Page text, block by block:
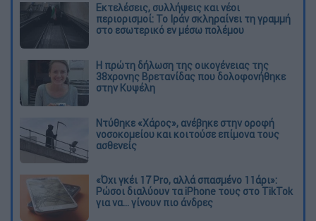
Εκτελέσεις, συλλήψεις και νέοι
περιορισμοί: Το Ιράν σκληραίνει τη γραμμή
στο εσωτερικό εν μέσω πολέμου
Η πρώτη δήλωση της οικογένειας της
38χρονης Βρετανίδας που δολοφονήθηκε
στην Κυψέλη
Ντύθηκε «Χάρος», ανέβηκε στην οροφή
νοσοκομείου και κοιτούσε επίμονα τους
ασθενείς
«Όχι γκέι 17 Pro, αλλά σπασμένο 11άρι»:
Ρώσοι διαλύουν τα iPhone τους στο TikTok
για να... γίνουν πιο άνδρες